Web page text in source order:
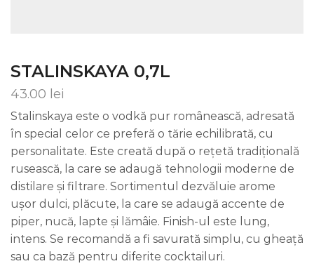
STALINSKAYA 0,7L
43.00 lei
Stalinskaya este o vodkă pur românească, adresată
în special celor ce preferă o tărie echilibrată, cu
personalitate. Este creată după o rețetă tradițională
rusească, la care se adaugă tehnologii moderne de
distilare și filtrare. Sortimentul dezvăluie arome
ușor dulci, plăcute, la care se adaugă accente de
piper, nucă, lapte și lămâie. Finish-ul este lung,
intens. Se recomandă a fi savurată simplu, cu gheață
sau ca bază pentru diferite cocktailuri.